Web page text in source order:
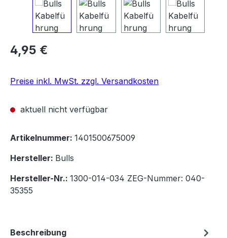
Regulärer Preis:
4,95 €
Preise inkl. MwSt. zzgl. Versandkosten
aktuell nicht verfügbar
Artikelnummer: 1401500675009
Hersteller: Bulls
Hersteller-Nr.: 1300-014-034 ZEG-Nummer: 040-
35355
Beschreibung